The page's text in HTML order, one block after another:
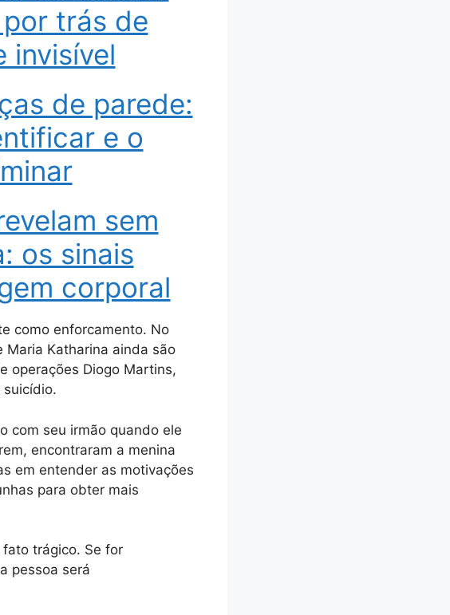
trás de
invisível
de parede:
e o
sem
os sinais
corporal
como enforcamento. No
Katharina ainda são
operações Diogo Martins,
com seu irmão quando ele
encontraram a menina
em entender as motivações
para obter mais
fato trágico. Se for
pessoa será